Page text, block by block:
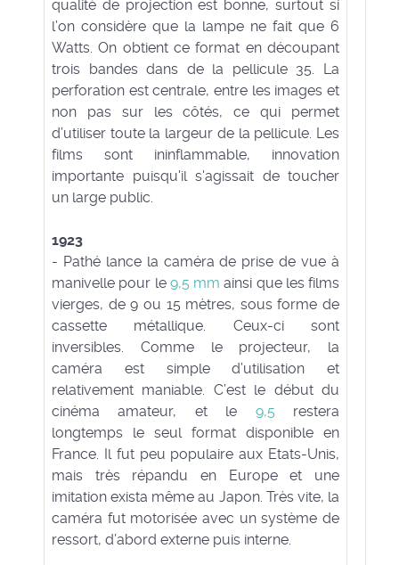
qualité de projection est bonne, surtout si
l’on considère que la lampe ne fait que 6
Watts. On obtient ce format en découpant
trois bandes dans de la pellicule 35. La
perforation est centrale, entre les images et
non pas sur les côtés, ce qui permet
d’utiliser toute la largeur de la pellicule. Les
films sont ininflammable, innovation
importante puisqu'il s'agissait de toucher
un large public.
1923
- Pathé lance la caméra de prise de vue à
manivelle pour le 9,5 mm ainsi que les films
vierges, de 9 ou 15 mètres, sous forme de
cassette métallique. Ceux-ci sont
inversibles. Comme le projecteur, la
caméra est simple d’utilisation et
relativement maniable. C’est le début du
cinéma amateur, et le 9,5 restera
longtemps le seul format disponible en
France. Il fut peu populaire aux Etats-Unis,
mais très répandu en Europe et une
imitation exista même au Japon. Très vite, la
caméra fut motorisée avec un système de
ressort, d’abord externe puis interne.